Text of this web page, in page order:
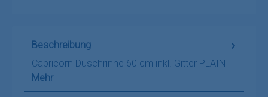
Beschreibung
Capricorn Duschrinne 60 cm inkl. Gitter PLAIN
Mehr